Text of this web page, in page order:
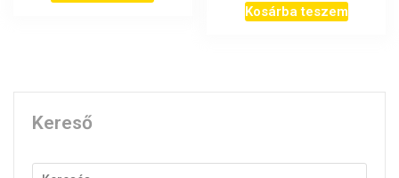
Kosárba teszem
Kereső